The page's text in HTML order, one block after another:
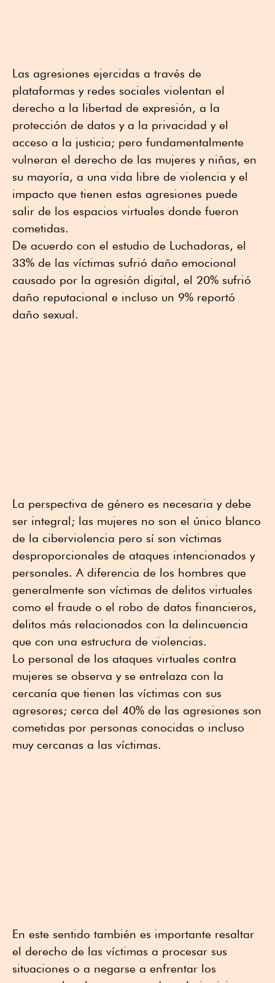
Las agresiones ejercidas a través de
plataformas y redes sociales violentan el
derecho a la libertad de expresión, a la
protección de datos y a la privacidad y el
acceso a la justicia; pero fundamentalmente
vulneran el derecho de las mujeres y niñas, en
su mayoría, a una vida libre de violencia y el
impacto que tienen estas agresiones puede
salir de los espacios virtuales donde fueron
cometidas.
De acuerdo con el estudio de Luchadoras, el
33% de las víctimas sufrió daño emocional
causado por la agresión digital, el 20% sufrió
daño reputacional e incluso un 9% reportó
daño sexual.
La perspectiva de género es necesaria y debe
ser integral; las mujeres no son el único blanco
de la ciberviolencia pero sí son víctimas
desproporcionales de ataques intencionados y
personales. A diferencia de los hombres que
generalmente son víctimas de delitos virtuales
como el fraude o el robo de datos financieros,
delitos más relacionados con la delincuencia
que con una estructura de violencias.
Lo personal de los ataques virtuales contra
mujeres se observa y se entrelaza con la
cercanía que tienen las víctimas con sus
agresores; cerca del 40% de las agresiones son
cometidas por personas conocidas o incluso
muy cercanas a las víctimas.
En este sentido también es importante resaltar
el derecho de las víctimas a procesar sus
situaciones o a negarse a enfrentar los